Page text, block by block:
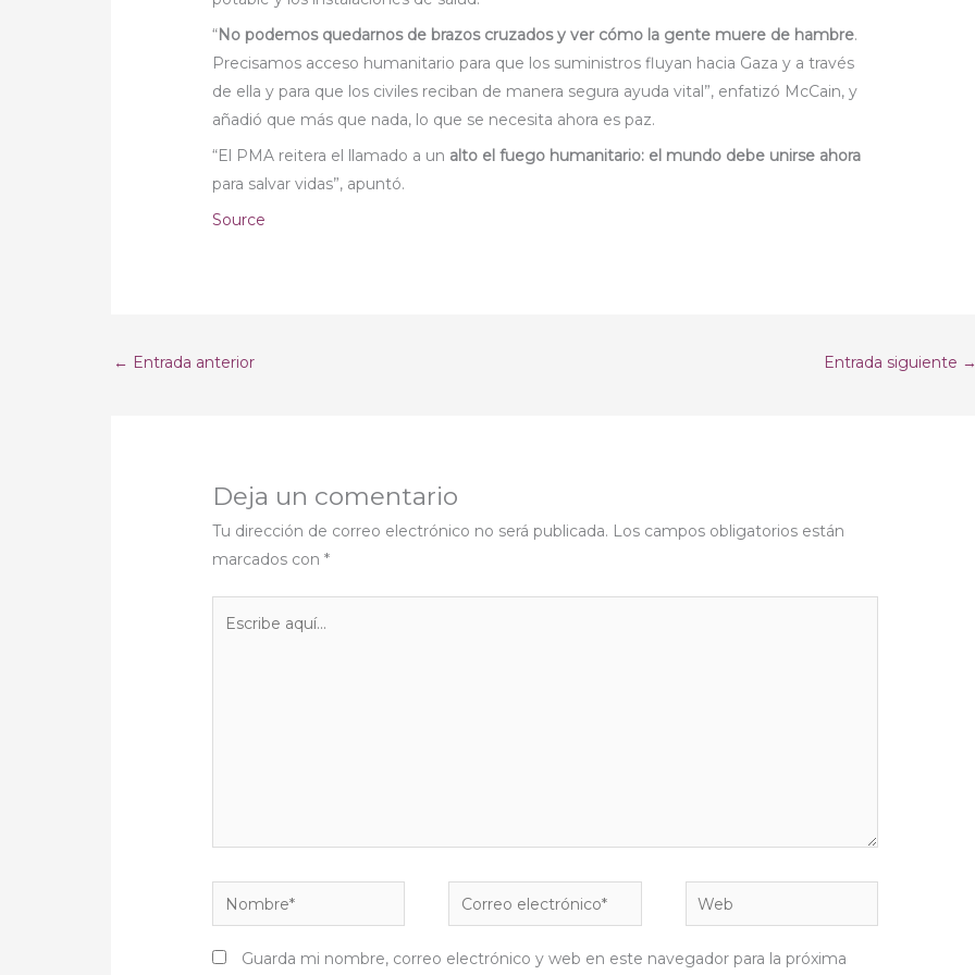
“No podemos quedarnos de brazos cruzados y ver cómo la gente muere de hambre.
Precisamos acceso humanitario para que los suministros fluyan hacia Gaza y a través
de ella y para que los civiles reciban de manera segura ayuda vital”, enfatizó McCain, y
añadió que más que nada, lo que se necesita ahora es paz.
“El PMA reitera el llamado a un alto el fuego humanitario: el mundo debe unirse ahora
para salvar vidas”, apuntó.
Source
← Entrada anterior Entrada siguiente
Deja un comentario
Tu dirección de correo electrónico no será publicada. Los campos obligatorios están
marcados con*
Nombre*
Correo
electrónico*
Web
Guarda mi nombre, correo electrónico y web en este navegador para la próxima